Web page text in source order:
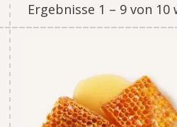
Ergebnisse 1 – 9 von